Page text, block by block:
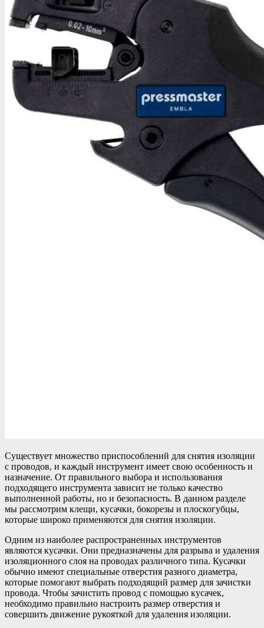
Существует множество приспособлений для снятия изоляции
с проводов, и каждый инструмент имеет свою особенность и
назначение. От правильного выбора и использования
подходящего инструмента зависит не только качество
выполненной работы, но и безопасность. В данном разделе
мы рассмотрим клещи, кусачки, бокорезы и плоскогубцы,
которые широко применяются для снятия изоляции.
Одним из наиболее распространенных инструментов
являются кусачки. Они предназначены для разрыва и удаления
изоляционного слоя на проводах различного типа. Кусачки
обычно имеют специальные отверстия разного диаметра,
которые помогают выбрать подходящий размер для зачистки
провода. Чтобы зачистить провод с помощью кусачек,
необходимо правильно настроить размер отверстия и
совершить движение рукояткой для удаления изоляции.